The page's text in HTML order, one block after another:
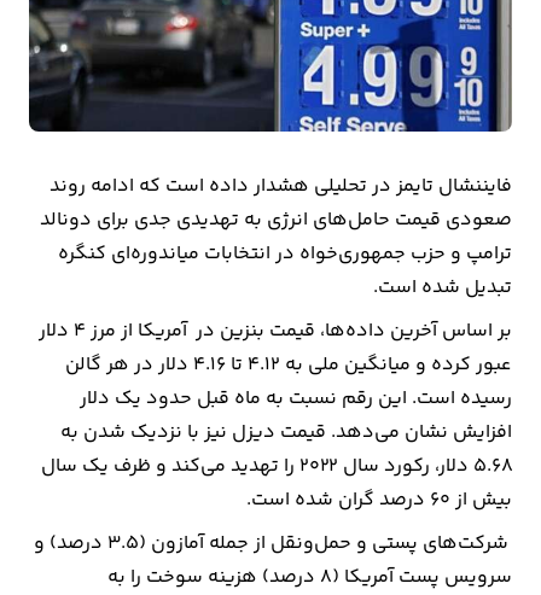
بازار
و
تجارت
راه
و
مسکن
اقتصاد
ایران
ارتباطات
خودرو
عمومی
فایننشال تایمز در تحلیلی هشدار داده است که ادامه روند
صعودی قیمت حامل‌های انرژی به تهدیدی جدی برای دونالد
ترامپ و حزب جمهوری‌خواه در انتخابات میاندوره‌ای کنگره
تبدیل شده است.
بر اساس آخرین داده‌ها، قیمت بنزین در آمریکا از مرز 4 دلار
عبور کرده و میانگین ملی به 4.12 تا 4.16 دلار در هر گالن
رسیده است. این رقم نسبت به ماه قبل حدود یک دلار
افزایش نشان می‌دهد. قیمت دیزل نیز با نزدیک شدن به
5.68 دلار، رکورد سال 2022 را تهدید می‌کند و ظرف یک سال
بیش از 60 درصد گران شده است.
شرکت‌های پستی و حمل‌ونقل از جمله آمازون (3.5 درصد) و
سرویس پست آمریکا (8 درصد) هزینه سوخت را به